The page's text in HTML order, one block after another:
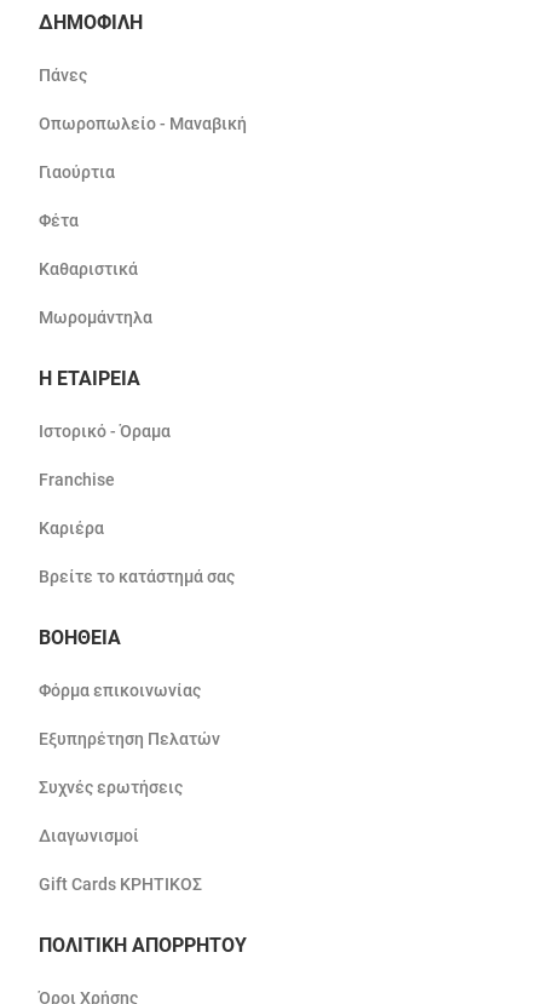
ΔΗΜΟΦΙΛΗ
Πάνες
Οπωροπωλείο - Μαναβική
Γιαούρτια
Φέτα
Καθαριστικά
Μωρομάντηλα
Η ΕΤΑΙΡΕΙΑ
Ιστορικό - Όραμα
Franchise
Καριέρα
Βρείτε το κατάστημά σας
ΒΟΗΘΕΙΑ
Φόρμα επικοινωνίας
Εξυπηρέτηση Πελατών
Συχνές ερωτήσεις
Διαγωνισμοί
Gift Cards ΚΡΗΤΙΚΟΣ
ΠΟΛΙΤΙΚΗ ΑΠΟΡΡΗΤΟΥ
Όροι Χρήσης